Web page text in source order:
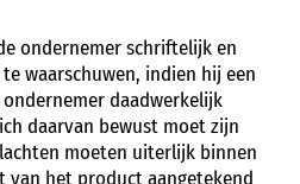
ondernemer schriftelijk en
waarschuwen, indien hij een
daadwerkelijk
daarvan bewust moet zijn
moeten uiterlijk binnen
van het product aangetekend